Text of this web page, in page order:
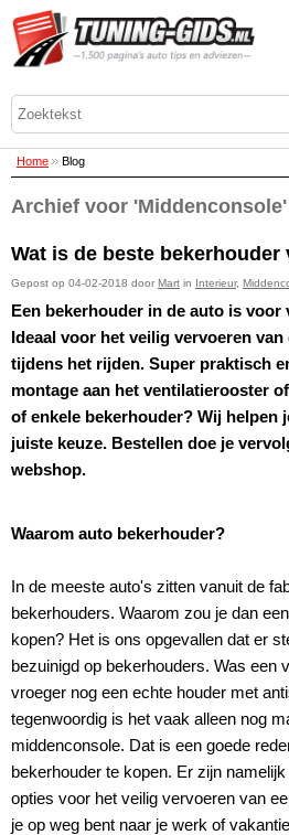
Home Blog
Archief voor 'Middenconsole'
Wat is de beste bekerhouder
Gepost op 04-02-2018 door Mart in Interieur,
Een bekerhouder in de auto is voor
Ideaal voor het veilig vervoeren
tijdens het rijden. Super praktisch
montage aan het ventilatierooster
of enkele bekerhouder? Wij helpen
juiste keuze. Bestellen doe je
webshop.
Waarom auto bekerhouder?
In de meeste auto's zitten vanuit de
bekerhouders. Waarom zou je dan
kopen? Het is ons opgevallen dat er
bezuinigd op bekerhouders. Was een
vroeger nog een echte houder met
tegenwoordig is het vaak alleen nog
middenconsole. Dat is een goede
bekerhouder te kopen. Er zijn
opties voor het veilig vervoeren van
je op weg bent naar je werk of